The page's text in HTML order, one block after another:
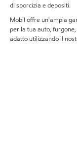
di sporcizia e depositi.
Mobil offre un'ampia
per la tua auto,
adatto utilizzando il